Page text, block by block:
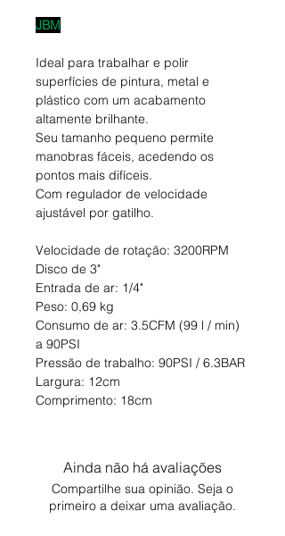
JBM
Ideal para trabalhar e polir
superfícies de pintura, metal e
plástico com um acabamento
altamente brilhante.
Seu tamanho pequeno permite
manobras fáceis, acedendo os
pontos mais difíceis.
Com regulador de velocidade
ajustável por gatilho.
Velocidade de rotação: 3200RPM
Disco de 3"
Entrada de ar: 1/4"
Peso: 0,69 kg
Consumo de ar: 3.5CFM (99 l / min)
a 90PSI
Pressão de trabalho: 90PSI / 6.3BAR
Largura: 12cm
Comprimento: 18cm
Ainda não há avaliações
Compartilhe sua opinião. Seja o
primeiro a deixar uma avaliação.